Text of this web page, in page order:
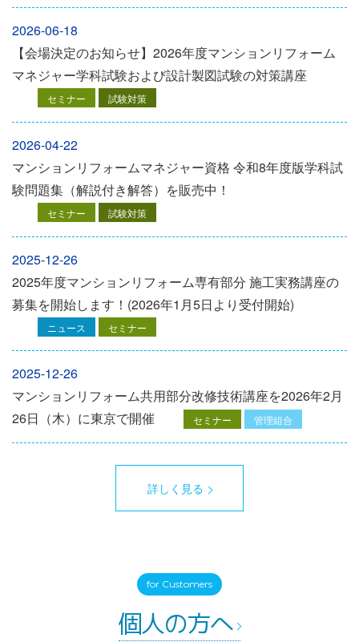
2026-06-18
【会場決定のお知らせ】2026年度マンションリフォーム
マネジャー学科試験および設計製図試験の対策講座
セミナー 試験対策
2026-04-22
マンションリフォームマネジャー資格 令和8年度版学科試
験問題集（解説付き解答）を販売中！
セミナー 試験対策
2025-12-26
2025年度マンションリフォーム専有部分 施工実務講座の
募集を開始します！(2026年1月5日より受付開始)
ニュース セミナー
2025-12-26
マンションリフォーム共用部分改修技術講座を2026年2月
26日（木）に東京で開催
セミナー 管理組合
詳しく見る
for Customers
個人の方へ